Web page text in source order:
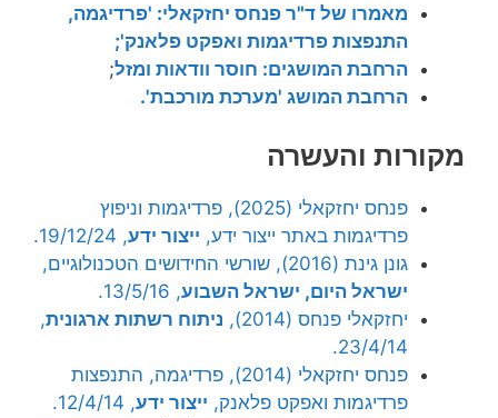
מאמרו של ד"ר פנחס יחזקאלי: 'פרדיגמה,
התנפצות פרדיגמות ואפקט פלאנק';
הרחבת המושגים: חוסר וודאות ומזל;
הרחבת המושג 'מערכת מורכבת'.
מקורות והעשרה
פנחס יחזקאלי (2025), פרדיגמות וניפוץ
פרדיגמות באתר ייצור ידע, ייצור ידע, 19/12/24.
גונן גינת (2016), שורשי החידושים הטכנולוגיים,
ישראל היום, ישראל השבוע, 13/5/16.
יחזקאלי פנחס (2014),
ניתוח רשתות ארגונית,
23/4/14.
פנחס יחזקאלי (2014), פרדיגמה, התנפצות
פרדיגמות ואפקט פלאנק, ייצור ידע, 12/4/14.